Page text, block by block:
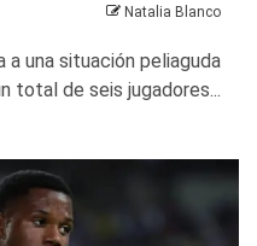
Natalia Blanco
a una situación peliaguda
total de seis jugadores...